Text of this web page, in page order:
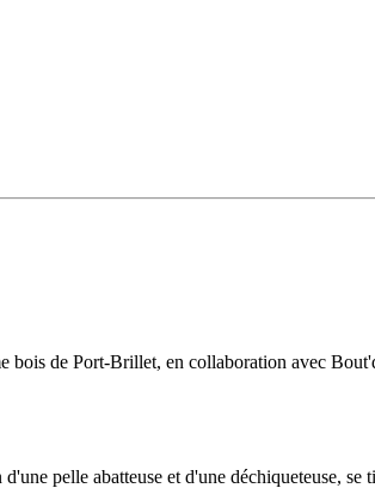
de Port-Brillet, en collaboration avec
pelle abatteuse et d'une déchiqueteuse,